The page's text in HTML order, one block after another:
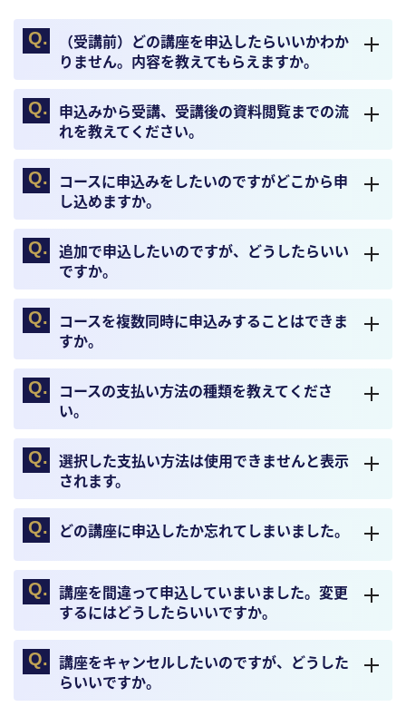
（受講前）どの講座を申込したらいいかわか
りません。内容を教えてもらえますか。
申込みから受講、受講後の資料閲覧までの流
れを教えてください。
コースに申込みをしたいのですがどこから申
し込めますか。
追加で申込したいのですが、どうしたらいい
ですか。
コースを複数同時に申込みすることはできま
すか。
コースの支払い方法の種類を教えてくださ
い。
選択した支払い方法は使用できませんと表示
されます。
どの講座に申込したか忘れてしまいました。
講座を間違って申込していまいました。変更
するにはどうしたらいいですか。
講座をキャンセルしたいのですが、どうした
らいいですか。